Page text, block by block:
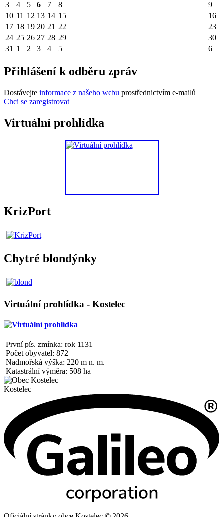
3 4 5 6 7 8
9
10 11 12 13 14 15
16
17 18 19 20 21 22
23
24 25 26 27 28 29
30
31 1 2 3 4 5 6
Přihlášení k odběru zpráv
Dostávejte informace z našeho webu prostřednictvím e-mailů
Chci se zaregistrovat
Virtuální prohlídka
KrizPort
Chytré blondýnky
Virtuální prohlídka - Kostelec
První pís. zmínka: rok 1131
Počet obyvatel: 872
Nadmořská výška: 220 m n. m.
Katastrální výměra: 508 ha
Kostelec